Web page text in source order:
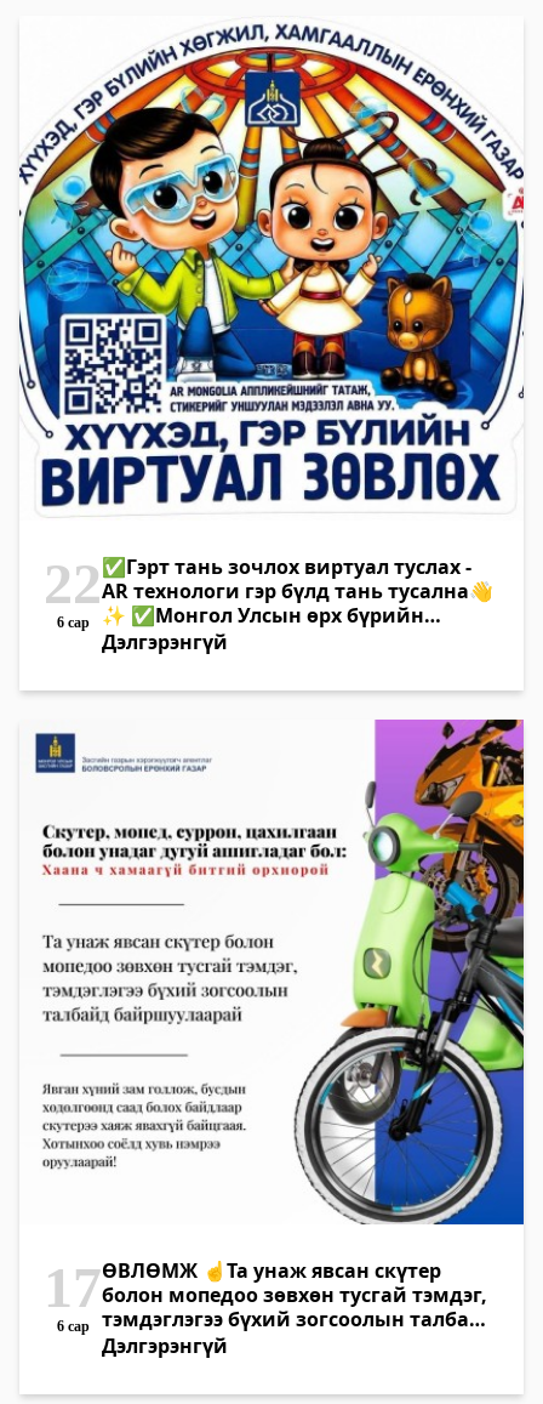
дохиог сонсохгүй байх эрсдэл
22
6 сар
✅Гэрт тань зочлох виртуал туслах -
AR технологи гэр бүлд тань тусална👋
✨ ✅Монгол Улсын өрх бүрийн
хойморт Хүүхэд, гэр бүлийн хөгжил,
ажилтан байрлах шинэлэг үйлчилгээ
Дэлгэрэнгүй
17
6 сар
ӨВЛӨМЖ ☝Та унаж явсан скүтер
болон мопедоо зөвхөн тусгай тэмдэг,
тэмдэглэгээ бүхий зогсоолын талбайд
байршуулаара
Дэлгэрэнгүй